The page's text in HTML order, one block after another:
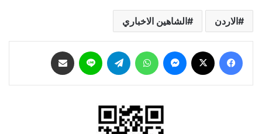
الاردن الشاهين الاخباري
فيسبوك ماسنجر واتساب تيلقرام لاين